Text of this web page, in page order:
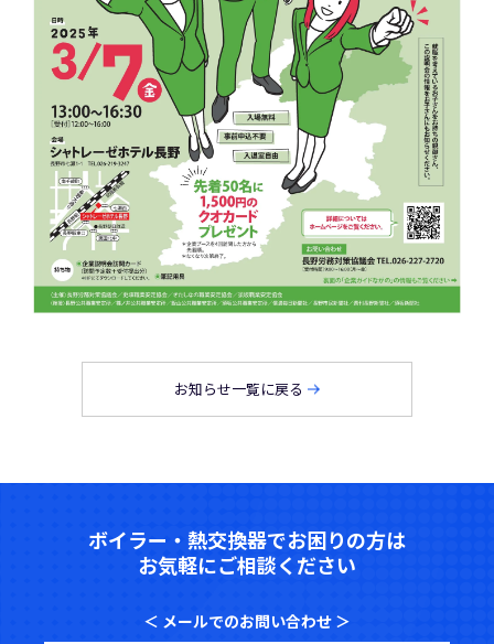
お知らせ一覧に戻る
ボイラー・熱交換器でお困りの方は
お気軽にご相談ください
＜ メールでのお問い合わせ ＞